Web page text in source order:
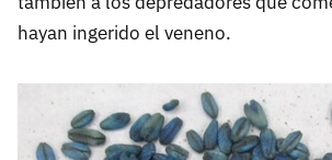
hayan ingerido el veneno.